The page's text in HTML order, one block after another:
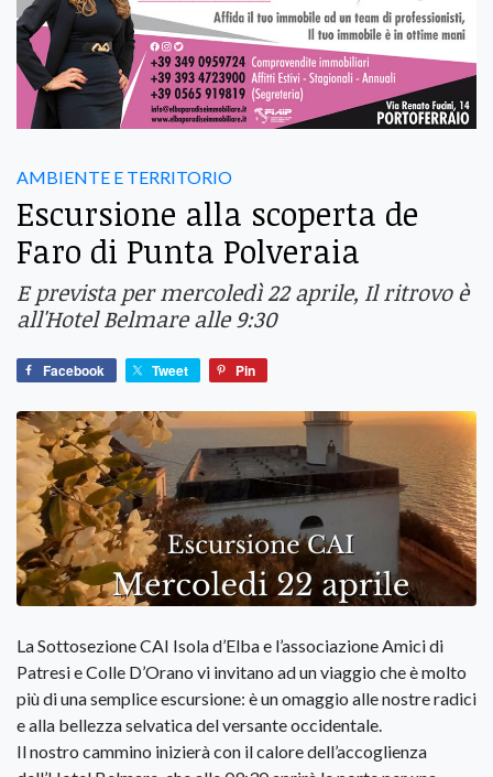
AMBIENTE E TERRITORIO
Escursione alla scoperta de
Faro di Punta Polveraia
E prevista per mercoledì 22 aprile, Il ritrovo è
all'Hotel Belmare alle 9:30
Facebook Tweet Pin
La Sottosezione CAI Isola d’Elba e l’associazione Amici di
Patresi e Colle D’Orano vi invitano ad un viaggio che è molto
più di una semplice escursione: è un omaggio alle nostre radici
e alla bellezza selvatica del versante occidentale.
Il nostro cammino inizierà con il calore dell’accoglienza